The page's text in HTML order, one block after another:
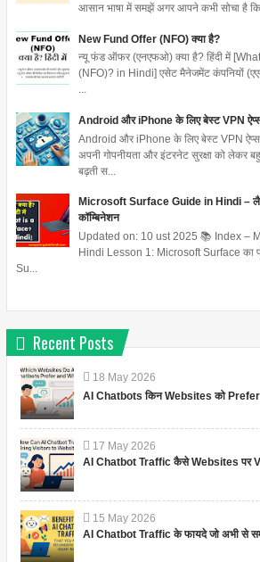
आसान भाषा में समझें अगर आपने कभी सोचा है
New Fund Offer (NFO) क्या है?
न्यू फंड ऑफर (एनएफओ) क्या है? हिंदी में
(NFO)? in Hindi] एसेट मैनेजमेंट कंपनियों
...
Android और iPhone के लिए बेस्ट VPN
Android और iPhone के लिए बेस्ट VPN
अपनी गोपनीयता और इंटरनेट सुरक्षा को लेकर
बढ़ती स...
Microsoft Surface Guide in Hindi –
कॉम्बिनेशन
Updated on: 10 ust 2025 📚 Index –
Hindi Lesson 1: Microsoft Surface का
Su...
Recent Posts
18 May 2026
AI Chatbots किन Websites को Prefer
17 May 2026
AI Chatbot Traffic कैसे Websites पर
15 May 2026
AI Chatbot Traffic के फायदे जो अभी से